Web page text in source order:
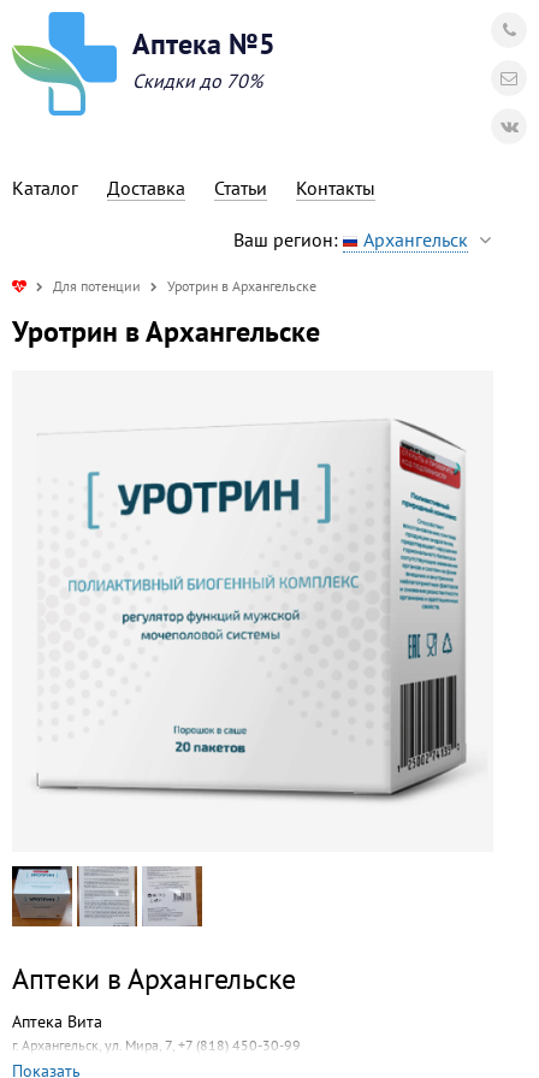
Аптека №5
Скидки до 70%
Каталог Доставка Статьи Контакты
Ваш регион: Архангельск
Для потенции Уротрин в Архангельске
Уротрин в Архангельске
Аптеки в Архангельске
Аптека Вита
г. Архангельск, ул. Мира, 7, +7 (818) 450-30-99
Показать